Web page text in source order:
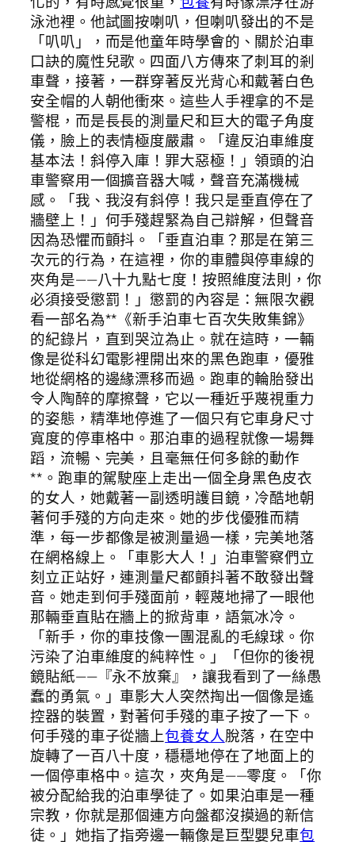
泳池裡。他試圖按喇叭，但喇叭發出的不是
「叭叭」，而是他童年時學會的、關於泊車
口訣的魔性兒歌。四面八方傳來了刺耳的剎
車聲，接著，一群穿著反光背心和戴著白色
安全帽的人朝他衝來。這些人手裡拿的不是
警棍，而是長長的測量尺和巨大的電子角度
儀，臉上的表情極度嚴肅。「違反泊車維度
基本法！斜停入庫！罪大惡極！」領頭的泊
車警察用一個擴音器大喊，聲音充滿機械
感。「我、我沒有斜停！我只是垂直停在了
牆壁上！」何手殘趕緊為自己辯解，但聲音
因為恐懼而顫抖。「垂直泊車？那是在第三
次元的行為，在這裡，你的車體與停車線的
夾角是——八十九點七度！按照維度法則，你
必須接受懲罰！」懲罰的內容是：無限次觀
看一部名為**《新手泊車七百次失敗集錦》
的紀錄片，直到哭泣為止。就在這時，一輛
像是從科幻電影裡開出來的黑色跑車，優雅
地從網格的邊緣漂移而過。跑車的輪胎發出
令人陶醉的摩擦聲，它以一種近乎蔑視重力
的姿態，精準地停進了一個只有它車身尺寸
寬度的停車格中。那泊車的過程就像一場舞
蹈，流暢、完美，且毫無任何多餘的動作
**。跑車的駕駛座上走出一個全身黑色皮衣
的女人，她戴著一副透明護目鏡，冷酷地朝
著何手殘的方向走來。她的步伐優雅而精
準，每一步都像是被測量過一樣，完美地落
在網格線上。「車影大人！」泊車警察們立
刻立正站好，連測量尺都顫抖著不敢發出聲
音。她走到何手殘面前，輕蔑地掃了一眼他
那輛垂直貼在牆上的掀背車，語氣冰冷。
「新手，你的車技像一團混亂的毛線球。你
污染了泊車維度的純粹性。」「但你的後視
鏡貼紙——『永不放棄』，讓我看到了一絲愚
蠢的勇氣。」車影大人突然掏出一個像是遙
控器的裝置，對著何手殘的車子按了一下。
何手殘的車子從牆上包養女人脫落，在空中
旋轉了一百八十度，穩穩地停在了地面上的
一個停車格中。這次，夾角是——零度。「你
被分配給我的泊車學徒了。如果泊車是一種
宗教，你就是那個連方向盤都沒摸過的新信
徒。」她指了指旁邊一輛像是巨型嬰兒車包